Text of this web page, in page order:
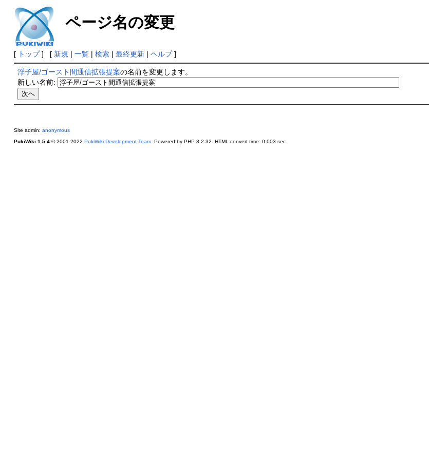
ページ名の変更
[ トップ] [ 新規 | 一覧| 検索| 最終更新| ヘルプ]
浮子屋/ゴースト間通信拡張提案の名前を変更します。
新しい名前:
Site admin: anonymous
PukiWiki 1.5.4© 2001-2022 PukiWiki Development Team. Powered by PHP 8.2.32. HTML convert time: 0.003 sec.